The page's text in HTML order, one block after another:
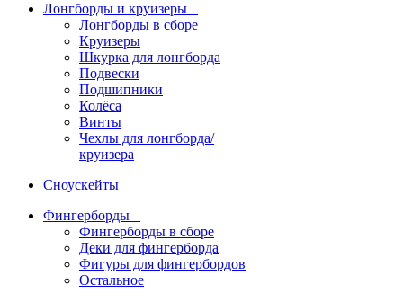
Лонгборды и круизеры
Лонгборды в сборе
Круизеры
Шкурка для лонгборда
Подвески
Подшипники
Колёса
Винты
Чехлы для лонгборда/
круизера
Сноускейты
Фингерборды
Фингерборды в сборе
Деки для фингерборда
Фигуры для фингербордов
Остальное